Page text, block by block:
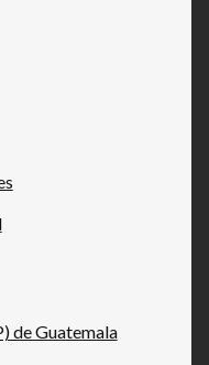
de Guatemala